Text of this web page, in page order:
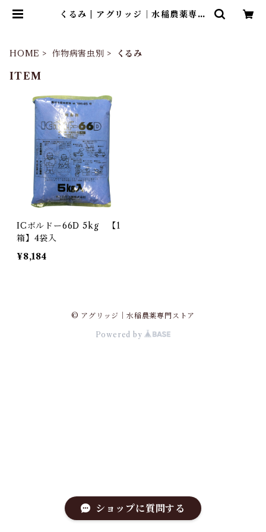
くるみ | アグリッジ｜水稲農薬専門
HOME 作物病害虫別 くるみ
ITEM
ICボルドー66D 5kg 【1
箱】4袋入
¥8,184
© アグリッジ｜水稲農薬専門ストア
Powered by
ショップに質問する